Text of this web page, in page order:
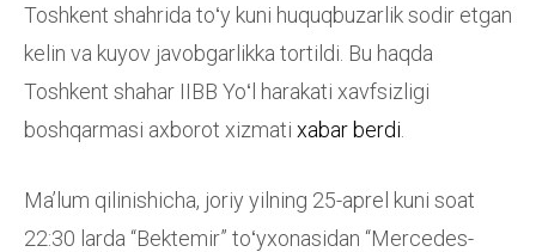
Toshkent shahrida toʻy kuni huquqbuzarlik sodir etgan
kelin va kuyov javobgarlikka tortildi. Bu haqda
Toshkent shahar IIBB Yoʻl harakati xavfsizligi
boshqarmasi axborot xizmati xabar berdi
Maʼlum qilinishicha, joriy yilning 25-aprel kuni soat
22:30 larda “Bektemir” toʻyxonasidan “Mercedes-